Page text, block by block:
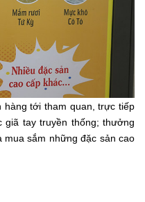
hàng tới tham quan, trực tiếp
tay truyền thống; thưởng
sắm những đặc sản cao